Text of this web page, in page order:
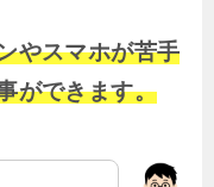
やスマホが苦手
ができます。